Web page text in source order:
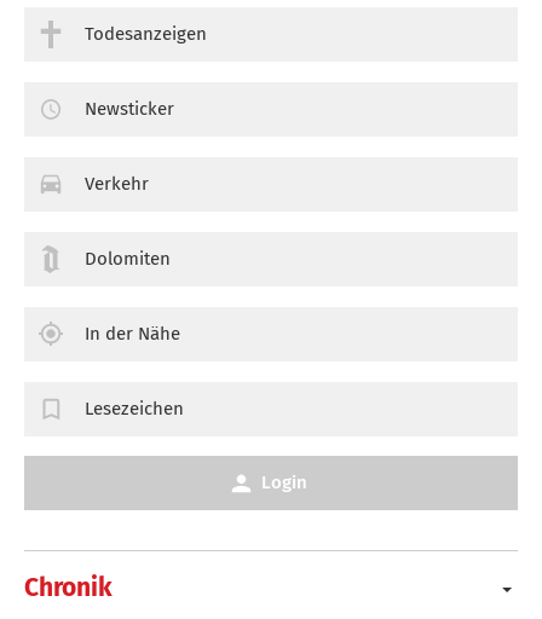
Chronik
Todesanzeigen
Newsticker
Verkehr
Dolomiten
In der Nähe
Lesezeichen
Login